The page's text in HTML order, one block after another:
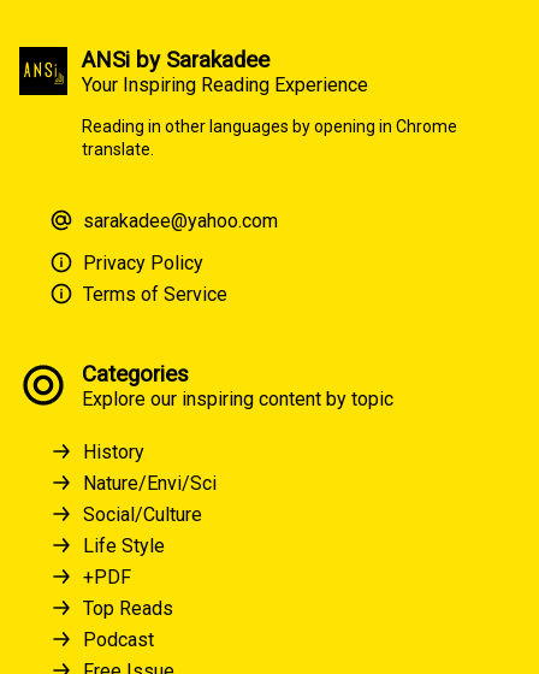
ANSi by Sarakadee
Your Inspiring Reading Experience
Reading in other languages by opening in Chrome
translate.
sarakadee@yahoo.com
Privacy Policy
Terms of Service
Categories
Explore our inspiring content by topic
History
Nature/Envi/Sci
Social/Culture
Life Style
+PDF
Top Reads
Podcast